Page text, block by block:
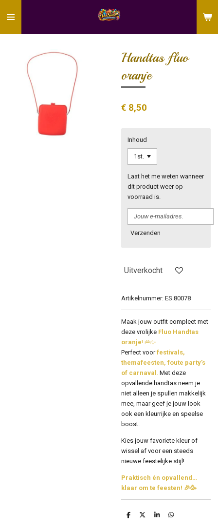
direct
Handtas fluo
oranje
€ 8,50
Inhoud
Laat het me weten wanneer
dit product weer op
voorraad is.
Verzenden
Uitverkocht
Artikelnummer: ES.80078
Maak jouw outfit compleet met
deze vrolijke Fluo Handtas
oranje! 👜✨
Perfect voor festivals,
themafeesten, foute party’s
of carnaval Met deze
opvallende handtas neem je
niet alleen je spullen makkelijk
mee, maar geef je jouw look
ook een kleurrijke en speelse
boost.
Kies jouw favoriete kleur of
wissel af voor een steeds
nieuwe feestelijke stijl!
Praktisch én opvallend…
klaar om te feesten! 🎉🥳
D
D
S
D